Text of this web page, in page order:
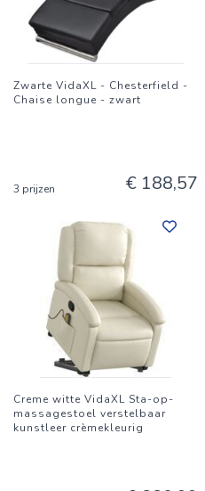
Zwarte VidaXL - Chesterfield -
Chaise longue - zwart
3 prijzen € 188,57
Creme witte VidaXL Sta-op-
massagestoel verstelbaar
kunstleer crèmekleurig